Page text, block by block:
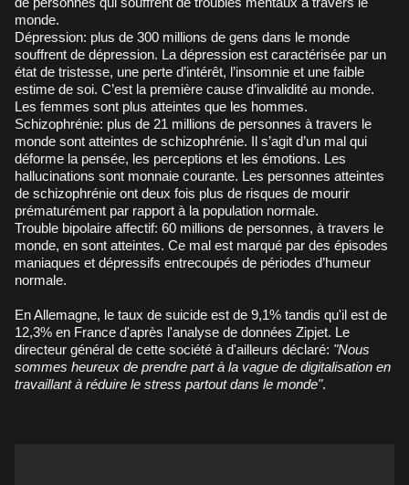
monde.
Dépression: plus de 300 millions de gens dans le monde
souffrent de dépression. La dépression est caractérisée par un
état de tristesse, une perte d’intérêt, l’insomnie et une faible
estime de soi. C’est la première cause d’invalidité au monde.
Les femmes sont plus atteintes que les hommes.
Schizophrénie: plus de 21 millions de personnes à travers le
monde sont atteintes de schizophrénie. Il s’agit d’un mal qui
déforme la pensée, les perceptions et les émotions. Les
hallucinations sont monnaie courante. Les personnes atteintes
de schizophrénie ont deux fois plus de risques de mourir
prématurément par rapport à la population normale.
Trouble bipolaire affectif: 60 millions de personnes, à travers le
monde, en sont atteintes. Ce mal est marqué par des épisodes
maniaques et dépressifs entrecoupés de périodes d’humeur
normale.
En Allemagne, le taux de suicide est de 9,1% tandis qu'il est de
12,3% en France d'après l'analyse de données Zipjet. Le
directeur général de cette société à d'ailleurs déclaré: "Nous
sommes heureux de prendre part à la vague de digitalisation en
travaillant à réduire le stress partout dans le monde".